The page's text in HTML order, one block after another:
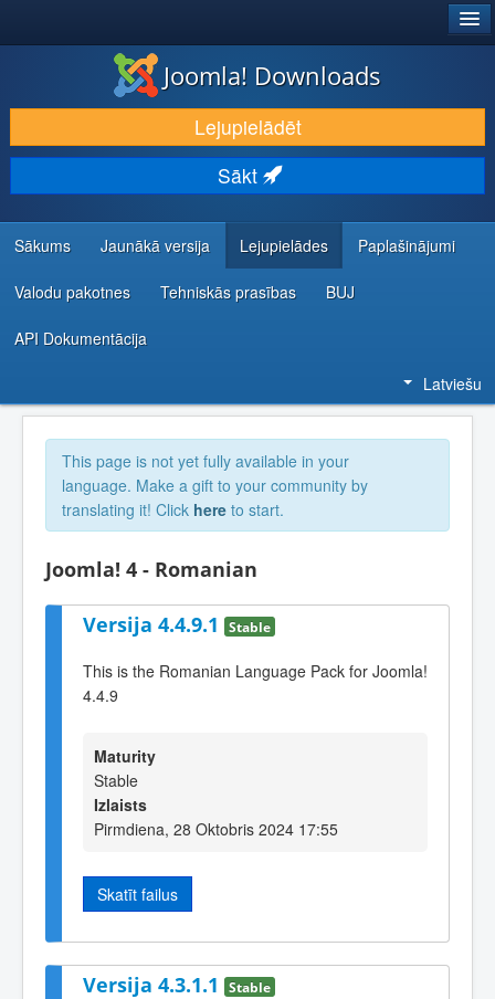
LEJUPIELĀDĒT UN PAPLAŠINĀT
ATKLĀJ UN IEMĀCIES
KOPIENA UN ATBALSTS
IZSTRĀDĀTĀJU RESURSI
Joomla! Downloads
Lejupielādēt
Sākt
Sākums Jaunākā versija Lejupielādes Paplašinājumi
Valodu pakotnes Tehniskās prasības BUJ
API Dokumentācija
Latviešu
This page is not yet fully available in your
language. Make a gift to your community by
translating it! Click here to start.
Joomla! 4 - Romanian
Versija 4.4.9.1 Stable
This is the Romanian Language Pack for Joomla!
4.4.9
Maturity
Stable
Izlaists
Pirmdiena, 28 Oktobris 2024 17:55
Skatīt failus
Versija 4.3.1.1 Stable